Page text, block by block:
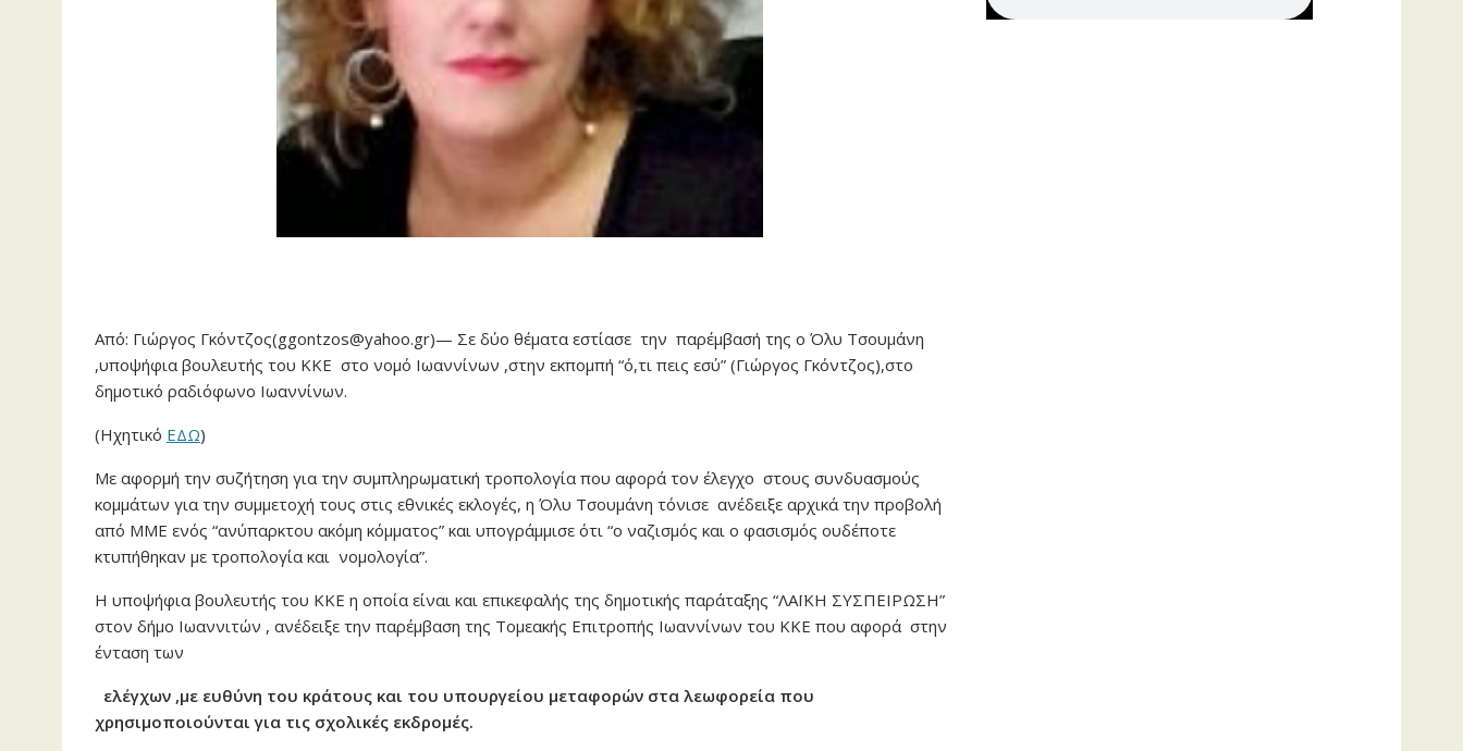
Από: Γιώργος Γκόντζος(ggontzos@yahoo.gr)— Σε δύο θέματα εστίασε την παρέμβασή της ο Όλυ Τσουμάνη
,υποψήφια βουλευτής του ΚΚΕ στο νομό Ιωαννίνων ,στην εκπομπή “ό,τι πεις εσύ” (Γιώργος Γκόντζος),στο
δημοτικό ραδιόφωνο Ιωαννίνων.
(Ηχητικό ΕΔΩ)
Με αφορμή την συζήτηση για την συμπληρωματική τροπολογία που αφορά τον έλεγχο στους συνδυασμούς
κομμάτων για την συμμετοχή τους στις εθνικές εκλογές, η Όλυ Τσουμάνη τόνισε ανέδειξε αρχικά την προβολή
από ΜΜΕ ενός “ανύπαρκτου ακόμη κόμματος” και υπογράμμισε ότι “ο ναζισμός και ο φασισμός ουδέποτε
κτυπήθηκαν με τροπολογία και νομολογία”.
Η υποψήφια βουλευτής του ΚΚΕ η οποία είναι και επικεφαλής της δημοτικής παράταξης “ΛΑΪΚΗ ΣΥΣΠΕΙΡΩΣΗ”
στον δήμο Ιωαννιτών , ανέδειξε την παρέμβαση της Τομεακής Επιτροπής Ιωαννίνων του ΚΚΕ που αφορά στην
ένταση των
ελέγχων ,με ευθύνη του κράτους και του υπουργείου μεταφορών στα λεωφορεία που
χρησιμοποιούνται για τις σχολικές εκδρομές.